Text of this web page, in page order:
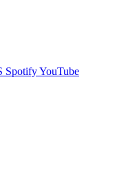
SpotifyYouTube